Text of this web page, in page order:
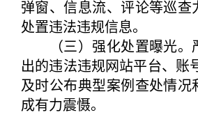
弹窗、信息流、评论等巡查
处置违法违规信息。
（三）强化处置曝光。
出的违法违规网站平台、账
及时公布典型案例查处情况
成有力震慑。